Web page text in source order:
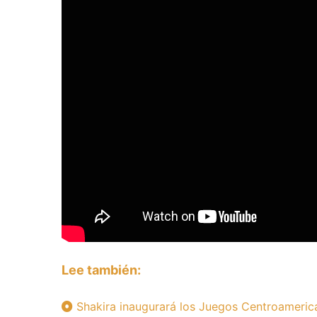
Lee también:
Shakira inaugurará los Juegos